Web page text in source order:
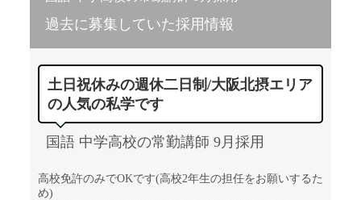
過去に募集していた採用情報
土日祝休みの週休二日制/大阪北摂エリア
の人気の私学です
国語 中学高校の常勤講師 9月採用
高校免許のみでOKです(高校2年生の担任をお願いするた
め)